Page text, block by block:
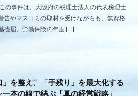
の事件は、大阪府の税理士法人の代表税理士
告やマスコミの取材を受けながらも、無資格
礎届、労働保険の年度 […]
を整え、「手残り」を最大化する
本の線で結ぶ「真の経営戦略」